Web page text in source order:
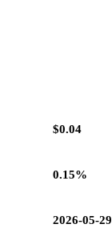
$0.04
0.15%
2026-05-29